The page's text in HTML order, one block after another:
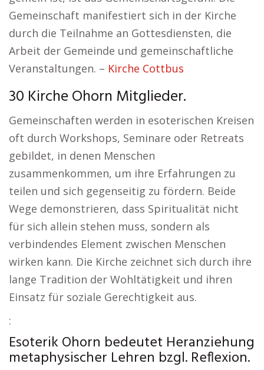
Gemeinschaft manifestiert sich in der Kirche
durch die Teilnahme an Gottesdiensten, die
Arbeit der Gemeinde und gemeinschaftliche
Veranstaltungen. – Kirche Cottbus
30 Kirche Ohorn Mitglieder.
Gemeinschaften werden in esoterischen Kreisen
oft durch Workshops, Seminare oder Retreats
gebildet, in denen Menschen
zusammenkommen, um ihre Erfahrungen zu
teilen und sich gegenseitig zu fördern. Beide
Wege demonstrieren, dass Spiritualität nicht
für sich allein stehen muss, sondern als
verbindendes Element zwischen Menschen
wirken kann. Die Kirche zeichnet sich durch ihre
lange Tradition der Wohltätigkeit und ihren
Einsatz für soziale Gerechtigkeit aus.
:
Esoterik Ohorn bedeutet Heranziehung
metaphysischer Lehren bzgl. Reflexion.